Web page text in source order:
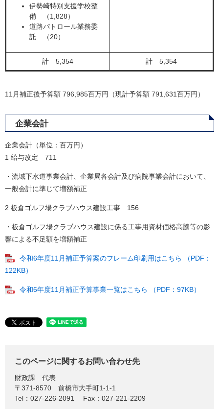
伊勢崎特別支援学校整
備 （1,828）
道路パトロール業務委
託 （20）
計 5,354 計 5,354
11月補正後予算額 796,985百万円（現計予算額 791,631百万円）
企業会計
企業会計（単位：百万円）
1 給与改定 711
・流域下水道事業会計、企業局各会計及び病院事業会計において、
一般会計に準じて増額補正
2 板倉ゴルフ場クラブハウス建設工事 156
・板倉ゴルフ場クラブハウス建設に係る工事用資材価格高騰等の影
響による不足額を増額補正
令和6年度11月補正予算案のフレーム印刷用はこちら （PDF：
122KB）
令和6年度11月補正予算事業一覧はこちら （PDF：97KB）
このページに関するお問い合わせ先
財政課
代表
〒371-8570
前橋市大手町1-1-1
Tel：027-226-2091
Fax：027-221-2209